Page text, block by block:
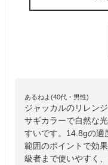
あるねよ(40代・男性)
ジャッカルのリレン
サギカラーで自然な
すいです。14.8gの適
範囲のポイントで効
級者まで使いやすく